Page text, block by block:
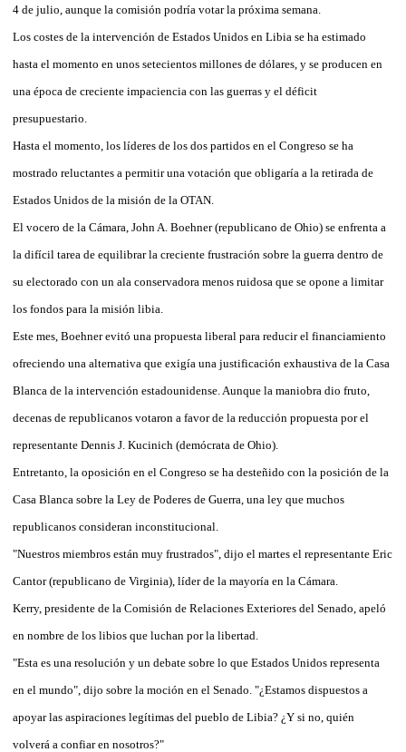
4 de julio, aunque la comisión podría votar la próxima semana.
Los costes de la intervención de Estados Unidos en Libia se ha estimado
hasta el momento en unos setecientos millones de dólares, y se producen en
una época de creciente impaciencia con las guerras y el déficit
presupuestario.
Hasta el momento, los líderes de los dos partidos en el Congreso se ha
mostrado reluctantes a permitir una votación que obligaría a la retirada de
Estados Unidos de la misión de la OTAN.
El vocero de la Cámara, John A. Boehner (republicano de Ohio) se enfrenta a
la difícil tarea de equilibrar la creciente frustración sobre la guerra dentro de
su electorado con un ala conservadora menos ruidosa que se opone a limitar
los fondos para la misión libia.
Este mes, Boehner evitó una propuesta liberal para reducir el financiamiento
ofreciendo una alternativa que exigía una justificación exhaustiva de la Casa
Blanca de la intervención estadounidense. Aunque la maniobra dio fruto,
decenas de republicanos votaron a favor de la reducción propuesta por el
representante Dennis J. Kucinich (demócrata de Ohio).
Entretanto, la oposición en el Congreso se ha desteñido con la posición de la
Casa Blanca sobre la Ley de Poderes de Guerra, una ley que muchos
republicanos consideran inconstitucional.
"Nuestros miembros están muy frustrados", dijo el martes el representante Eric
Cantor (republicano de Virginia), líder de la mayoría en la Cámara.
Kerry, presidente de la Comisión de Relaciones Exteriores del Senado, apeló
en nombre de los libios que luchan por la libertad.
"Esta es una resolución y un debate sobre lo que Estados Unidos representa
en el mundo", dijo sobre la moción en el Senado. "¿Estamos dispuestos a
apoyar las aspiraciones legítimas del pueblo de Libia? ¿Y si no, quién
volverá a confiar en nosotros?"